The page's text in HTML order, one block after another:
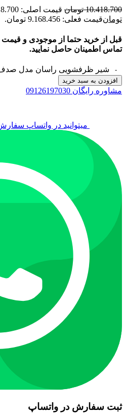
10.418.700 تومان قیمت اصلی: 10.418.700 تومان بود.
تومانقیمت فعلی: 9.168.456 تومان.
قبل از خرید حتما از موجودی و
تماس اطمینان حاصل نمایید.
شیر ظرفشویی راسان مدل
افزودن به سبد خرید
مشاوره رایگان 09126197030
میتوانید در واتساپ
ثبت سفارش در واتساپ